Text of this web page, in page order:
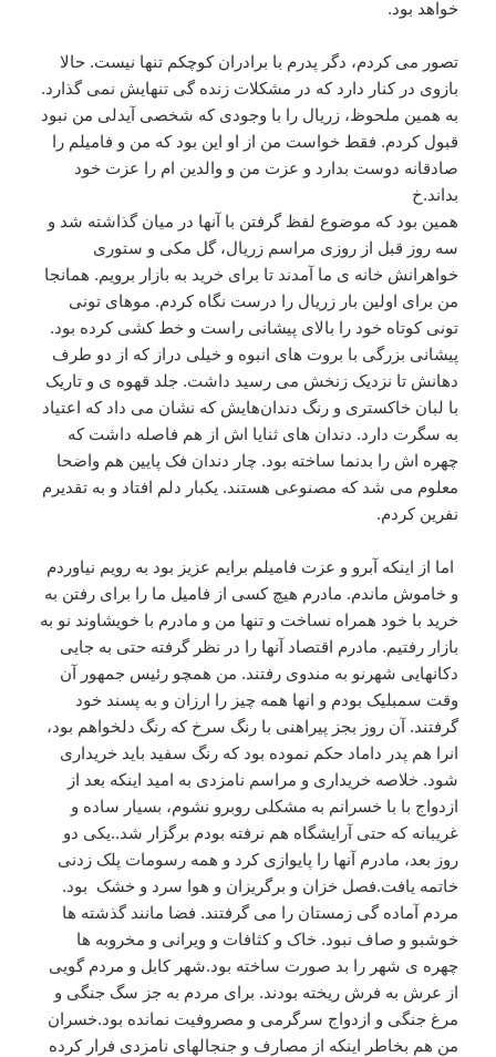
خواهد بود.
تصور می کردم، دگر پدرم با برادران کوچکم تنها نیست. حالا
بازوی در کنار دارد که در مشکلات زنده گی تنهایش نمی گذارد.
به همین ملحوظ، زریال را با وجودی که شخصی آیدلی من نبود
قبول کردم. فقط خواست من از او این بود که من و فامیلم را
صادقانه دوست بدارد و عزت من و والدین ام را عزت خود
بداند.خ
همین بود که موضوع لفظ گرفتن با آنها در میان گذاشته شد و
سه روز قبل از روزی مراسم زریال، گل مکی و ستوری
خواهرانش خانه ی ما آمدند تا برای خرید به بازار برویم. همانجا
من برای اولین بار زریال را درست نگاه کردم. موهای تونی
تونی کوتاه خود را بالای پیشانی راست و خط کشی کرده بود.
پیشانی بزرگی با بروت های انبوه و خیلی دراز که از دو طرف
دهانش تا نزدیک زنخش می رسید داشت. جلد قهوه ی و تاریک
با لبان خاکستری و رنگ دندان‌هایش که نشان می داد که اعتیاد
به سگرت دارد. دندان های ثنایا اش از هم فاصله داشت که
چهره اش را بدنما ساخته بود. چار دندان فک پایین هم واضحا
معلوم می شد که مصنوعی هستند. یکبار دلم افتاد و به تقدیرم
نفرین کردم.
اما از اینکه آبرو و عزت فامیلم برایم عزیز بود به رویم نیاوردم
و خاموش ماندم. مادرم هیچ کسی از فامیل ما را برای رفتن به
خرید با خود همراه نساخت و تنها من و مادرم با خویشاوند نو به
بازار رفتیم. مادرم اقتصاد آنها را در نظر گرفته حتی به جایی
دکانهایی شهرنو به مندوی رفتند. من همچو رئیس جمهور آن
وقت سمبلیک بودم و انها همه چیز را ارزان و به پسند خود
گرفتند. آن روز بجز پیراهنی با رنگ سرخ که رنگ دلخواهم بود،
انرا هم پدر داماد حکم نموده بود که رنگ سفید باید خریداری
شود. خلاصه خریداری و مراسم نامزدی به امید اینکه بعد از
ازدواج با با خسرانم به مشکلی روبرو نشوم، بسیار ساده و
غریبانه که حتی آرایشگاه هم نرفته بودم برگزار شد.‌.یکی دو
روز بعد، مادرم آنها را پایوازی کرد و همه رسومات پلک زدنی
خاتمه یافت.فصل خزان و برگریزان و هوا سرد و خشک بود.
مردم آماده گی زمستان را می گرفتند. فضا مانند گذشته ها
خوشبو و صاف نبود‌. خاک و کثافات و ویرانی و مخروبه ها
چهره ی شهر را بد صورت ساخته بود.شهر کابل و مردم گویی
از عرش به فرش ریخته بودند. برای مردم به جز سگ جنگی و
مرغ جنگی و ازدواج سرگرمی و مصروفیت نمانده بود.خسران
من هم بخاطر اینکه از مصارف و جنجالهای نامزدی فرار کرده